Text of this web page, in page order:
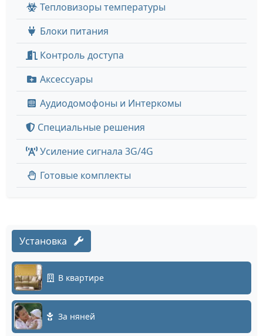
Тепловизоры температуры
Блоки питания
Контроль доступа
Аксессуары
Аудиодомофоны и Интеркомы
Специальные решения
Усиление сигнала 3G/4G
Готовые комплекты
Установка
В квартире
За няней